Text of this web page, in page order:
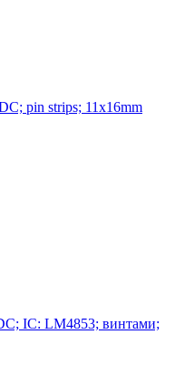
pin strips; 11x16mm
IC: LM4853; винтами;